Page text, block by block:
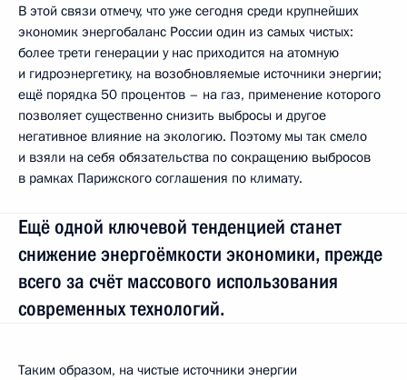
В этой связи отмечу, что уже сегодня среди крупнейших
экономик энергобаланс России один из самых чистых:
более трети генерации у нас приходится на атомную
и гидроэнергетику, на возобновляемые источники энергии;
ещё порядка 50 процентов – на газ, применение которого
позволяет существенно снизить выбросы и другое
негативное влияние на экологию. Поэтому мы так смело
и взяли на себя обязательства по сокращению выбросов
в рамках Парижского соглашения по климату.
Ещё одной ключевой тенденцией станет
снижение энергоёмкости экономики, прежде
всего за счёт массового использования
современных технологий.
Таким образом, на чистые источники энергии